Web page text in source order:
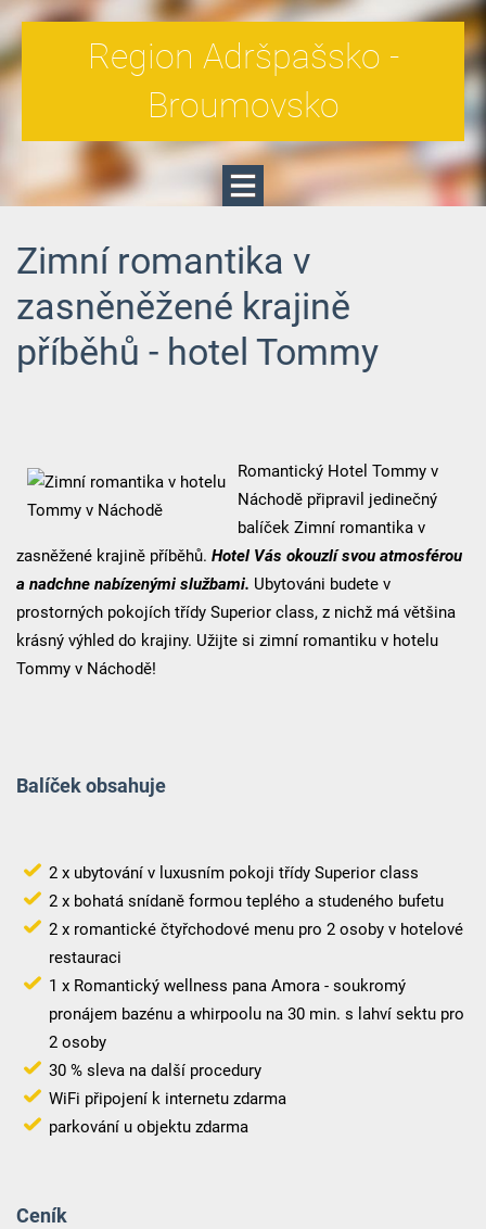
Region Adršpašsko -
Broumovsko
Zimní romantika v
zasněněžené krajině
příběhů - hotel Tommy
Romantický Hotel Tommy v
Náchodě připravil jedinečný
balíček Zimní romantika v
zasněžené krajině příběhů. Hotel Vás okouzlí svou atmosférou
a nadchne nabízenými službami. Ubytováni budete v
prostorných pokojích třídy Superior class, z nichž má většina
krásný výhled do krajiny. Užijte si zimní romantiku v hotelu
Tommy v Náchodě!
Balíček obsahuje
2 x ubytování v luxusním pokoji třídy Superior class
2 x bohatá snídaně formou teplého a studeného bufetu
2 x romantické čtyřchodové menu pro 2 osoby v hotelové
restauraci
1 x Romantický wellness pana Amora - soukromý
pronájem bazénu a whirpoolu na 30 min. s lahví sektu pro
2 osoby
30 % sleva na další procedury
WiFi připojení k internetu zdarma
parkování u objektu zdarma
Ceník